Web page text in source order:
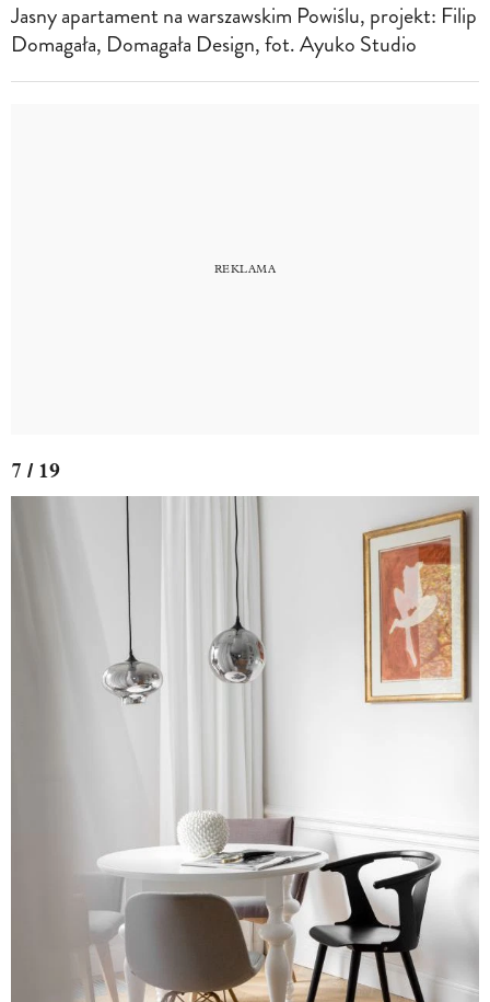
Jasny apartament na warszawskim Powiślu, projekt: Filip
Domagała, Domagała Design, fot. Ayuko Studio
7 / 19